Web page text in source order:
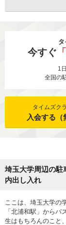
今すぐ
1
全国の
タイムズク
入会する（
埼玉大学周辺の駐
内出し入れ
ここは、埼玉大学の
「北浦和駅」から
生はもちろんのこと